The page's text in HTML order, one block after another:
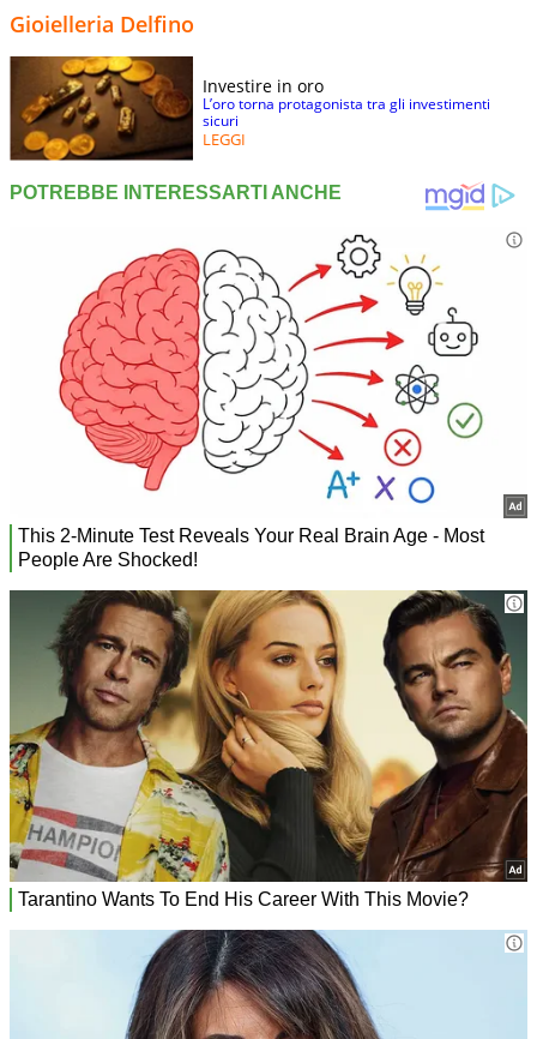
Gioielleria Delfino
Investire in oro
L’oro torna protagonista tra gli investimenti
sicuri
LEGGI